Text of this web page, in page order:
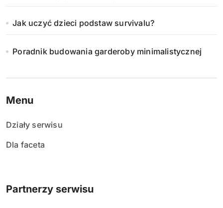
Jak uczyć dzieci podstaw survivalu?
Poradnik budowania garderoby minimalistycznej
Menu
Działy serwisu
Dla faceta
Partnerzy serwisu